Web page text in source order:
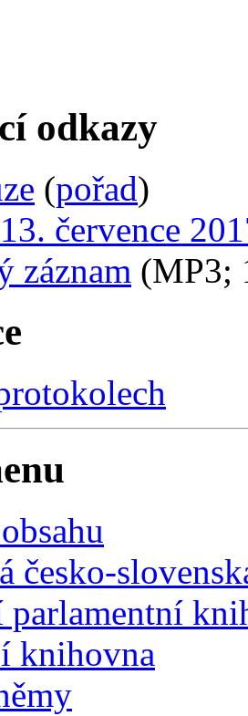
odkazy
(pořad)
července
záznam (MP3;
česko-
knihovna